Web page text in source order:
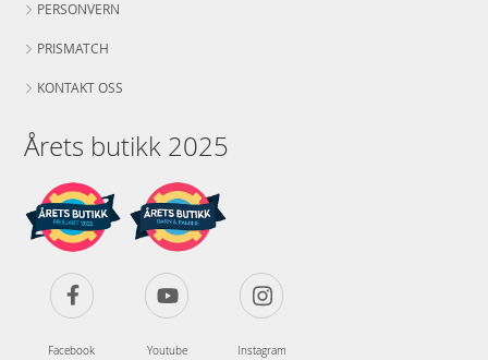
PERSONVERN
PRISMATCH
KONTAKT OSS
Årets butikk 2025
Facebook Youtube Instagram